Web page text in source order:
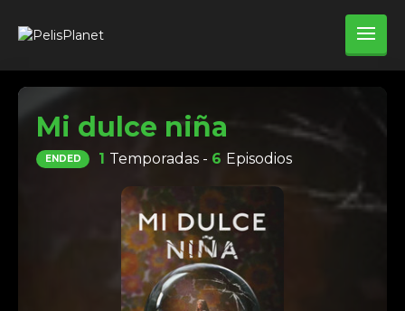
Mi dulce niña
ENDED 1 Temporadas - 6 Episodios